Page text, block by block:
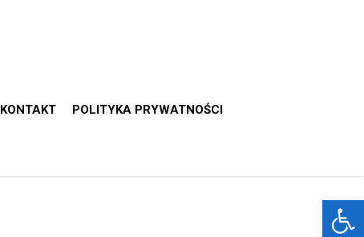
KONTAKT POLITYKA PRYWATNOŚCI